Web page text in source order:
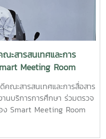
ะสารสนเทศและการ
Meeting Room
ะสารสนเทศและการสื่อสาร
นบริการการศึกษา ร่วมตรวจ
ง Smart Meeting Room
บเชื่อมต่อข้ามห้อง เพื่อการ